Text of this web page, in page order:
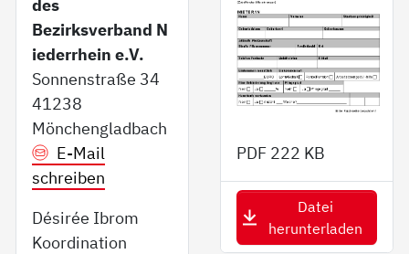
Bezirksverband N
iederrhein e.V.
Sonnenstraße 34
41238
Mönchengladbach
E-Mail
schreiben
Désirée Ibrom
Koordination
PDF 222 KB
Datei
herunterladen